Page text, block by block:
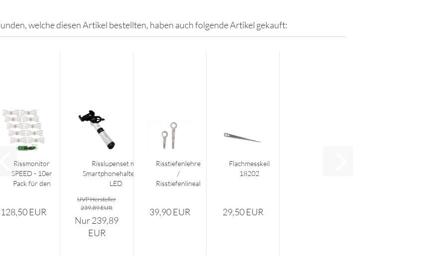
welche diesen Artikel bestellten, haben auch folgende Artikel gekauft:
Rissmonitor
SPEED - 10er
Pack für den
128,50 EUR
Risslupenset mit
Smartphonehalterung
LED
UVP Hersteller
239,89 EUR
Nur 239,89
EUR
Risstiefenlehre
/
Risstiefenlineal
39,90 EUR
Flachmesskeil
18202
29,50 EUR